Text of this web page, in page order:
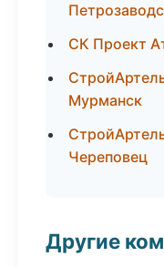
СК Проект
Мурманск
Череповец
Другие